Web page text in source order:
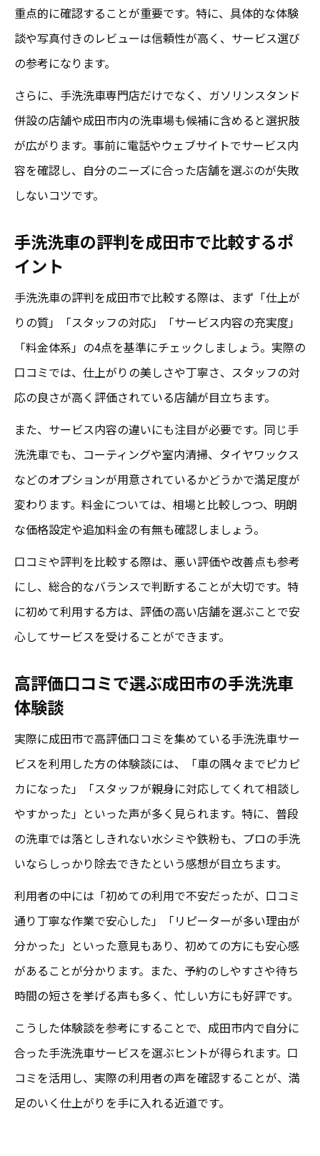
手洗洗車で成田市が選ばれる背景と満足ポイン
ト
成田市で手洗洗車が選ばれる背景に迫る
手洗洗車の満足度が成田市で高い理由とは
口コミから見る成田市手洗洗車の満足ポイ
ント
成田市で手洗洗車を選ぶ際の満足体験に注
目
択
重点的に確認することが重要です。特に、具体的な体験
談や写真付きのレビューは信頼性が高く、サービス選び
の参考になります。
さらに、手洗洗車専門店だけでなく、ガソリンスタンド
併設の店舗や成田市内の洗車場も候補に含めると選択肢
が広がります。事前に電話やウェブサイトでサービス内
容を確認し、自分のニーズに合った店舗を選ぶのが失敗
しないコツです。
手洗洗車の評判を成田市で比較するポ
イント
手洗洗車の評判を成田市で比較する際は、まず「仕上が
りの質」「スタッフの対応」「サービス内容の充実度」
「料金体系」の4点を基準にチェックしましょう。実際の
口コミでは、仕上がりの美しさや丁寧さ、スタッフの対
応の良さが高く評価されている店舗が目立ちます。
また、サービス内容の違いにも注目が必要です。同じ手
洗洗車でも、コーティングや室内清掃、タイヤワックス
などのオプションが用意されているかどうかで満足度が
変わります。料金については、相場と比較しつつ、明朗
な価格設定や追加料金の有無も確認しましょう。
口コミや評判を比較する際は、悪い評価や改善点も参考
にし、総合的なバランスで判断することが大切です。特
に初めて利用する方は、評価の高い店舗を選ぶことで安
心してサービスを受けることができます。
高評価口コミで選ぶ成田市の手洗洗車
体験談
実際に成田市で高評価口コミを集めている手洗洗車サー
ビスを利用した方の体験談には、「車の隅々までピカピ
カになった」「スタッフが親身に対応してくれて相談し
やすかった」といった声が多く見られます。特に、普段
の洗車では落としきれない水シミや鉄粉も、プロの手洗
いならしっかり除去できたという感想が目立ちます。
利用者の中には「初めての利用で不安だったが、口コミ
通り丁寧な作業で安心した」「リピーターが多い理由が
分かった」といった意見もあり、初めての方にも安心感
があることが分かります。また、予約のしやすさや待ち
時間の短さを挙げる声も多く、忙しい方にも好評です。
こうした体験談を参考にすることで、成田市内で自分に
合った手洗洗車サービスを選ぶヒントが得られます。口
コミを活用し、実際の利用者の声を確認することが、満
足のいく仕上がりを手に入れる近道です。